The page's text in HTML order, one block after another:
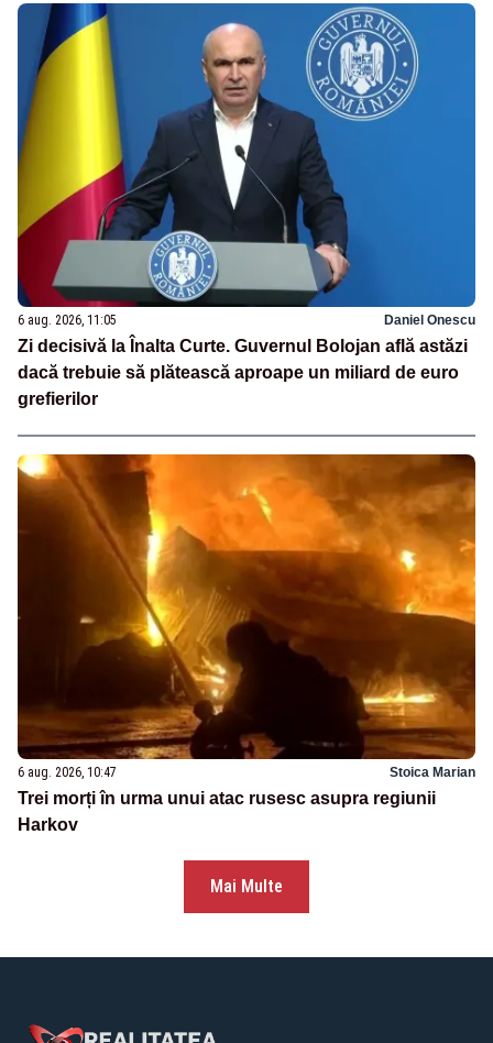
6 aug. 2026, 11:05 Daniel Onescu
Zi decisivă la Înalta Curte. Guvernul Bolojan află astăzi
dacă trebuie să plătească aproape un miliard de euro
grefierilor
6 aug. 2026, 10:47 Stoica Marian
Trei morți în urma unui atac rusesc asupra regiunii
Harkov
Mai Multe